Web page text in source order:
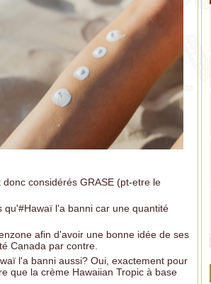
considérés GRASE (pt-etre le
l'a banni car une quantité
afin d'avoir une bonne idée de ses
Canada par contre.
l'a banni aussi? Oui, exactement pour
que la crème Hawaiian Tropic à base